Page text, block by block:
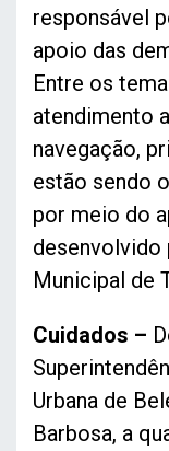
responsável
apoio das
Entre os
atendimento
navegação,
estão sendo
por meio do
desenvolvido
Municipal de
Cuidados –
Urbana de
Barbosa, a